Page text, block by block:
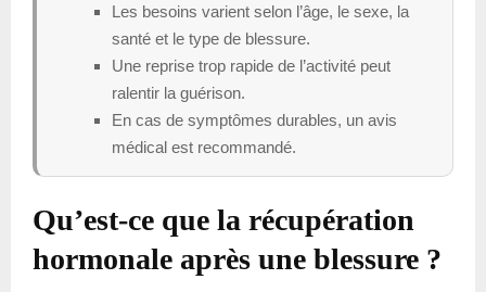
Les besoins varient selon l’âge, le sexe, la
santé et le type de blessure.
Une reprise trop rapide de l’activité peut
ralentir la guérison.
En cas de symptômes durables, un avis
médical est recommandé.
Qu’est-ce que la récupération
hormonale après une blessure ?